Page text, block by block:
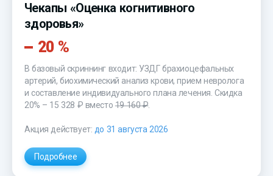
Чекапы «Оценка когнитивного
здоровья»
20 %
В базовый скриннинг входит: УЗДГ брахиоцефальных
артерий, биохимический анализ крови, прием невролога
и составление индивидуального плана лечения. Скидка
20% – 15 328 ₽ вместо19 160 ₽.
Акция действует: до 31 августа 2026
Подробнее